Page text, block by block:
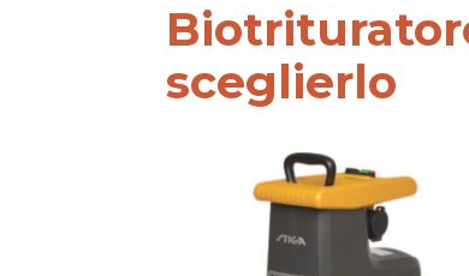
sceglierlo